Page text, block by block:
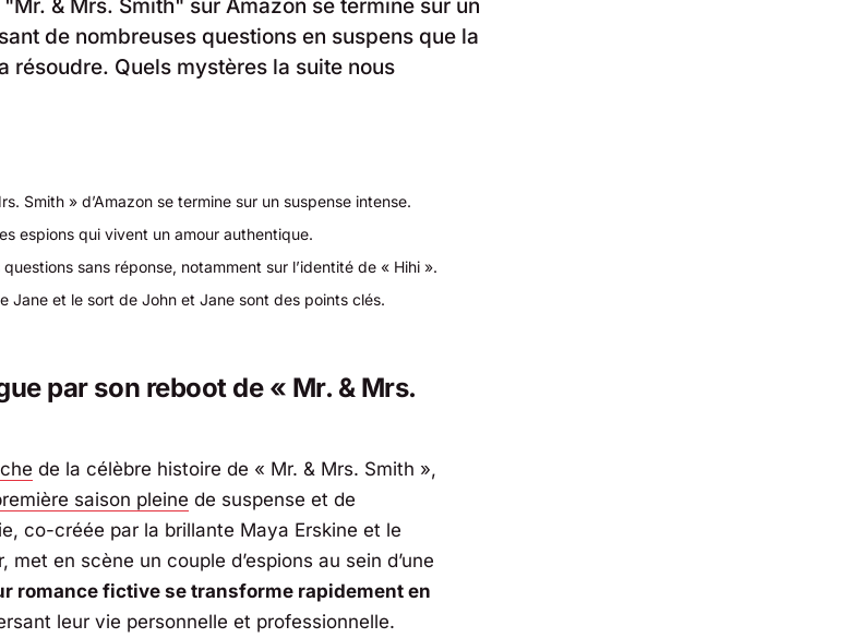
& Mrs. Smith" sur Amazon se termine sur un
de nombreuses questions en suspens que la
résoudre. Quels mystères la suite nous
Smith » d’Amazon se termine sur un suspense intense.
espions qui vivent un amour authentique.
sans réponse, notamment sur l’identité de « Hihi ».
Jane et le sort de John et Jane sont des points clés.
par son reboot de « Mr. & Mrs.
de la célèbre histoire de « Mr. & Mrs. Smith »,
saison pleine de suspense et de
co-créée par la brillante Maya Erskine et le
met en scène un couple d’espions au sein d’une
romance fictive se transforme rapidement en
leur vie personnelle et professionnelle.